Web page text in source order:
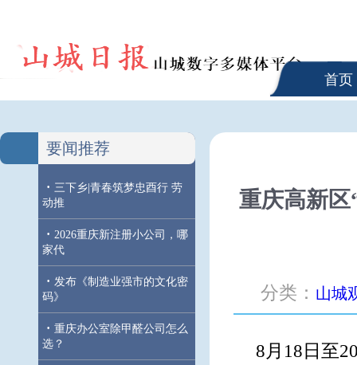
首页
要闻推荐
· 三下乡|青春筑梦忠酉行 劳
动推
· 2026重庆新注册小公司，哪
家代
· 发布《制造业强市的文化密
码》
· 重庆办公室除甲醛公司怎么
选？
重庆高新区
分类： 山城
8月18日至